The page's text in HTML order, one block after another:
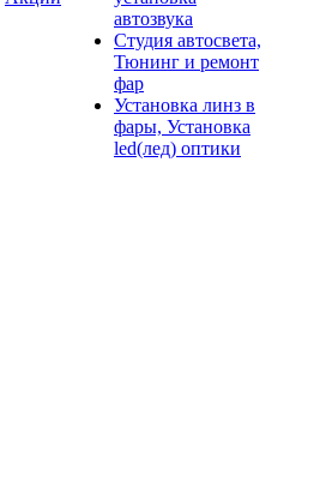
автозвука
Студия автосвета,
Тюнинг и ремонт
фар
Установка линз в
фары, Установка
led(лед) оптики